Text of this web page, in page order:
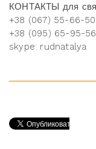
КОНТАКТЫ для
+38 (067) 55-66-
+38 (095) 65-95-
skype: rudnatalya